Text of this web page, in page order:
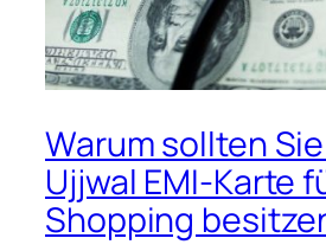
Warum sollten
Ujjwal EMI-Karte
Shopping